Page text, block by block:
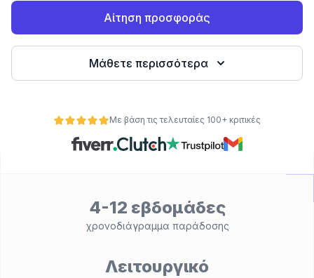
Αίτηση προσφοράς
Μάθετε περισσότερα
Με βάση τις τελευταίες 100+ κριτικές
4-12 εβδομάδες
χρονοδιάγραμμα παράδοσης
Λειτουργικό